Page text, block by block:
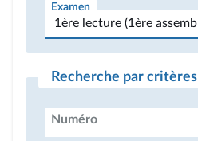
Examen
Recherche par critères
Numéro